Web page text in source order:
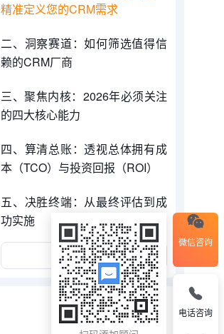
精准定义您的CRM需求
二、洞察赛道：如何筛选值得信
赖的CRM厂商
三、聚焦内核：2026年必须关注
的四大核心能力
四、算清总账：透视总体拥有成
本（TCO）与投资回报（ROI）
五、决胜终端：从最终评估到成
功实施
展开更多
微信咨询
电话咨询